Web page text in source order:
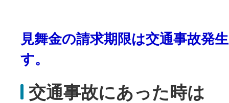
見舞金の請求期限は交通事故発
す。
交通事故にあった時は